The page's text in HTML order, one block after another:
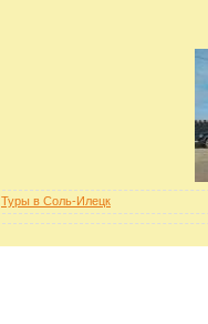
Туры в Соль-Илецк